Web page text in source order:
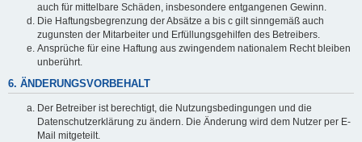
auch für mittelbare Schäden, insbesondere entgangenen Gewinn.
Die Haftungsbegrenzung der Absätze a bis c gilt sinngemäß auch
zugunsten der Mitarbeiter und Erfüllungsgehilfen des Betreibers.
Ansprüche für eine Haftung aus zwingendem nationalem Recht bleiben
unberührt.
6. ÄNDERUNGSVORBEHALT
Der Betreiber ist berechtigt, die Nutzungsbedingungen und die
Datenschutzerklärung zu ändern. Die Änderung wird dem Nutzer per E-
Mail mitgeteilt.